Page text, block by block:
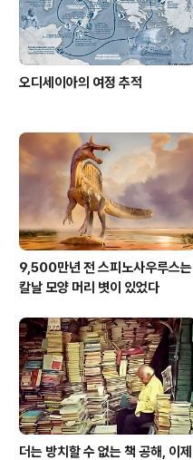
오디세이아의 여정 추적
9,500만년 전 스피노사우루스는
칼날 모양 머리 볏이 있었다
더는 방치할 수 없는 책 공해, 이제